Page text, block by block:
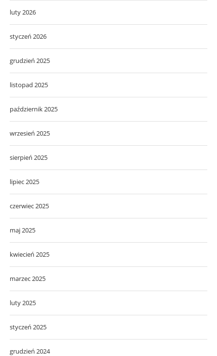
luty 2026
styczeń 2026
grudzień 2025
listopad 2025
październik 2025
wrzesień 2025
sierpień 2025
lipiec 2025
czerwiec 2025
maj 2025
kwiecień 2025
marzec 2025
luty 2025
styczeń 2025
grudzień 2024